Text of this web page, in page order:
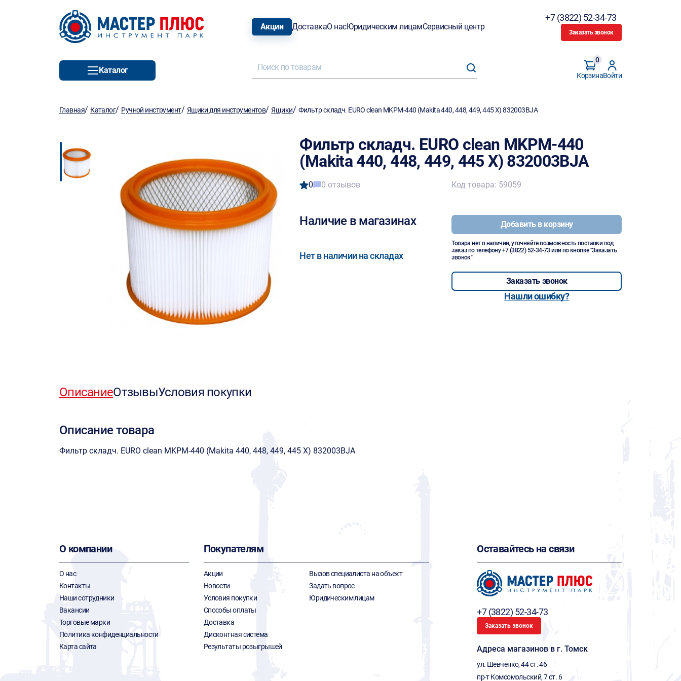
Акции ДоставкаО насЮридическим лицамСервисный центр
+7 (3822) 52-34-73
Заказать звонок
Каталог
Корзина
0
Войти
Главная/ Каталог/ Ручной инструмент/ Ящики для инструментов/Ящики/ Фильтр складч. EURO clean MKPM-440 (Makita 440, 448, 449, 445 X) 832003BJA
Фильтр складч. EURO clean MKPM-440
(Makita 440, 448, 449, 445 X) 832003BJA
0 0 отзывов
Наличие в магазинах
Нет в наличии на складах
Код товара: 59059
Добавить в корзину
Товара нет в наличии, уточняйте возможность поставки под
заказ по телефону+7 (3822) 52-34-73 или по кнопке "Заказать
звонок"
Заказать звонок
Нашли ошибку?
ОписаниеОтзывыУсловия покупки
Описание товара
Фильтр складч. EURO clean MKPM-440 (Makita 440, 448, 449, 445 X) 832003BJA
О компании
О нас
Контакты
Наши сотрудники
Вакансии
Торговые марки
Политика конфиденциальности
Карта сайта
Покупателям
Акции
Новости
Условия покупки
Способы оплаты
Доставка
Дисконтная система
Результаты розыгрышей
Вызов специалиста на объект
Задать вопрос
Юридическим лицам
Оставайтесь на связи
+7 (3822) 52-34-73
Заказать звонок
Адреса магазинов в г. Томск
ул. Шевченко, 44 ст. 46
пр-т Комсомольский, 7 ст. 6